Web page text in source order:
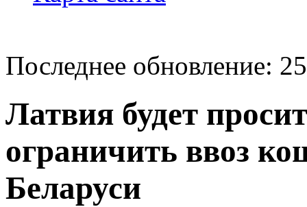
Последнее обновление:
Латвия будет
ограничить ввоз
Беларуси